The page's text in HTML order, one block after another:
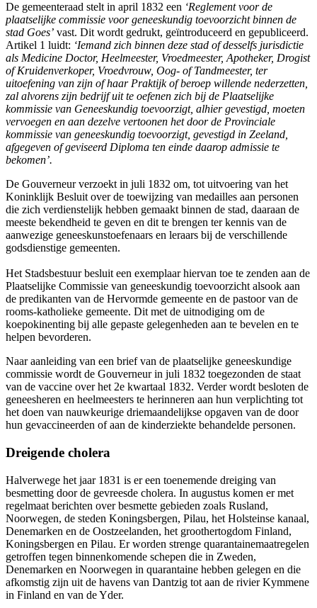
De gemeenteraad stelt in april 1832 een ‘Reglement voor de
plaatselijke commissie voor geneeskundig toevoorzicht binnen de
stad Goes’ vast. Dit wordt gedrukt, geïntroduceerd en gepubliceerd.
Artikel 1 luidt: ‘Iemand zich binnen deze stad of desselfs jurisdictie
als Medicine Doctor, Heelmeester, Vroedmeester, Apotheker, Drogist
of Kruidenverkoper, Vroedvrouw, Oog- of Tandmeester, ter
uitoefening van zijn of haar Praktijk of beroep willende nederzetten,
zal alvorens zijn bedrijf uit te oefenen zich bij de Plaatselijke
kommissie van Geneeskundig toevoorzigt, alhier gevestigd, moeten
vervoegen en aan dezelve vertoonen het door de Provinciale
kommissie van geneeskundig toevoorzigt, gevestigd in Zeeland,
afgegeven of geviseerd Diploma ten einde daarop admissie te
bekomen’.
De Gouverneur verzoekt in juli 1832 om, tot uitvoering van het
Koninklijk Besluit over de toewijzing van medailles aan personen
die zich verdienstelijk hebben gemaakt binnen de stad, daaraan de
meeste bekendheid te geven en dit te brengen ter kennis van de
aanwezige geneeskunstoefenaars en leraars bij de verschillende
godsdienstige gemeenten.
Het Stadsbestuur besluit een exemplaar hiervan toe te zenden aan de
Plaatselijke Commissie van geneeskundig toevoorzicht alsook aan
de predikanten van de Hervormde gemeente en de pastoor van de
rooms-katholieke gemeente. Dit met de uitnodiging om de
koepokinenting bij alle gepaste gelegenheden aan te bevelen en te
helpen bevorderen.
Naar aanleiding van een brief van de plaatselijke geneeskundige
commissie wordt de Gouverneur in juli 1832 toegezonden de staat
van de vaccine over het 2e kwartaal 1832. Verder wordt besloten de
geneesheren en heelmeesters te herinneren aan hun verplichting tot
het doen van nauwkeurige driemaandelijkse opgaven van de door
hun gevaccineerden of aan de kinderziekte behandelde personen.
Dreigende cholera
Halverwege het jaar 1831 is er een toenemende dreiging van
besmetting door de gevreesde cholera. In augustus komen er met
regelmaat berichten over besmette gebieden zoals Rusland,
Noorwegen, de steden Koningsbergen, Pilau, het Holsteinse kanaal,
Denemarken en de Oostzeelanden, het groothertogdom Finland,
Koningsbergen en Pilau. Er worden strenge quarantainemaatregelen
getroffen tegen binnenkomende schepen die in Zweden,
Denemarken en Noorwegen in quarantaine hebben gelegen en die
afkomstig zijn uit de havens van Dantzig tot aan de rivier Kymmene
in Finland en van de Yder.